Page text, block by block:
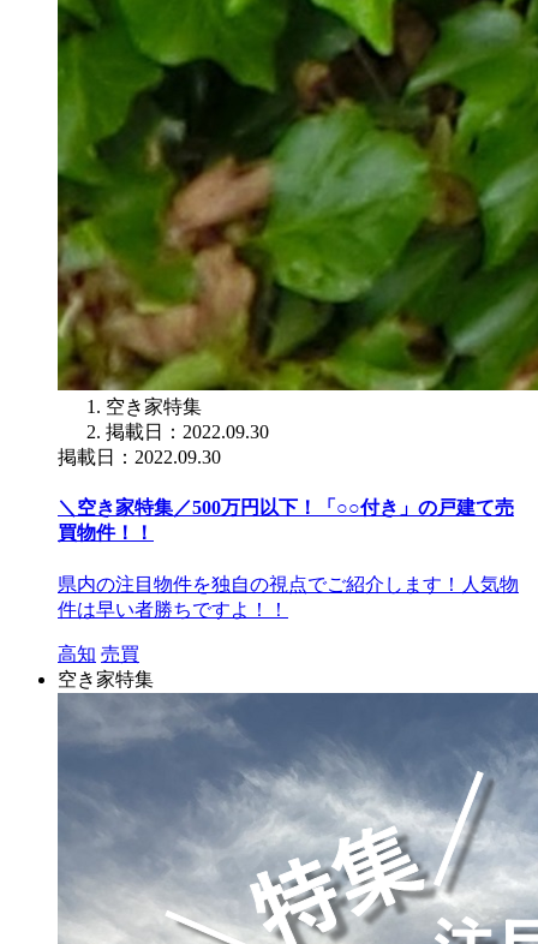
空き家特集
掲載日：2022.09.30
掲載日：2022.09.30
＼空き家特集／500万円以下！「○○付き」の戸建て売
買物件！！
県内の注目物件を独自の視点でご紹介します！人気物
件は早い者勝ちですよ！！
高知 売買
空き家特集